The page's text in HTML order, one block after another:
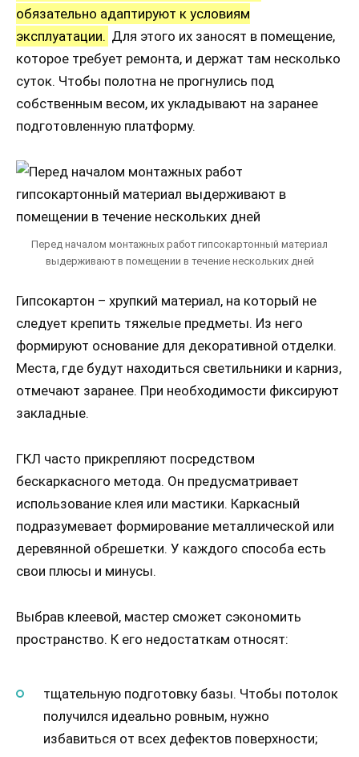
обязательно адаптируют к условиям
эксплуатации. Для этого их заносят в помещение,
которое требует ремонта, и держат там несколько
суток. Чтобы полотна не прогнулись под
собственным весом, их укладывают на заранее
подготовленную платформу.
Перед началом монтажных работ гипсокартонный материал
выдерживают в помещении в течение нескольких дней
Гипсокартон – хрупкий материал, на который не
следует крепить тяжелые предметы. Из него
формируют основание для декоративной отделки.
Места, где будут находиться светильники и карниз,
отмечают заранее. При необходимости фиксируют
закладные.
ГКЛ часто прикрепляют посредством
бескаркасного метода. Он предусматривает
использование клея или мастики. Каркасный
подразумевает формирование металлической или
деревянной обрешетки. У каждого способа есть
свои плюсы и минусы.
Выбрав клеевой, мастер сможет сэкономить
пространство. К его недостаткам относят:
тщательную подготовку базы. Чтобы потолок
получился идеально ровным, нужно
избавиться от всех дефектов поверхности;